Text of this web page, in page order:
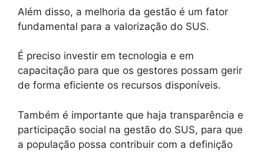
Além disso, a melhoria da gestão é um fator
fundamental para a valorização do SUS.
É preciso investir em tecnologia e em
capacitação para que os gestores possam gerir
de forma eficiente os recursos disponíveis.
Também é importante que haja transparência e
participação social na gestão do SUS, para que
a população possa contribuir com a definição